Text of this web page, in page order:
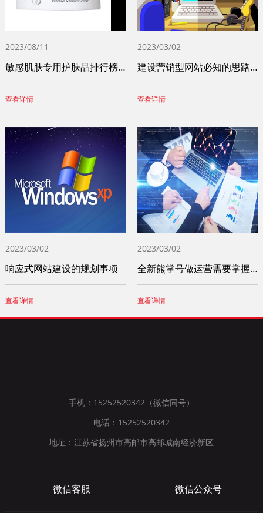
2023/08/11
敏感肌肤专用护肤品排行榜前十名（十大敏感
查看详情
2023/03/02
建设营销型网站必知的思路和步骤
查看详情
2023/03/02
响应式网站建设的规划事项
查看详情
2023/03/02
全新熊掌号做运营需要掌握这四个小技巧
查看详情
手机：15252520342（微信同号）
电话：15252520342
地址：江苏省扬州市高邮市高邮城南经济新区
微信客服 微信公众号